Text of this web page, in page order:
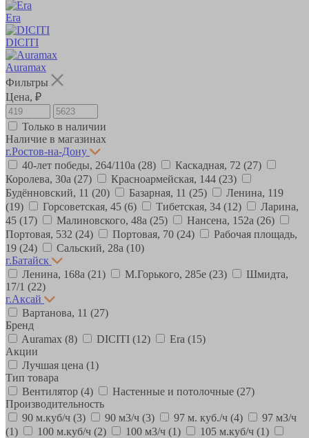
Era
DICITI
Auramax
Фильтры
Цена, ₽
Только в наличии
Наличие в магазинах
г.Ростов-на-Дону
40-лет победы, 264/110а (28) Каскадная, 72 (27)
Королева, 30а (27) Красноармейская, 144 (23)
Будённовский, 11 (20) Базарная, 11 (25)
Ленина, 119
(19)
Горсоветская, 45 (6) Тибетская, 34 (12)
Ларина,
45 (17) Малиновского, 48а (25) Нансена, 152а (26)
Портовая, 532 (24) Портовая, 70 (24)
Рабочая площадь,
19 (24) Сальский, 28a (10)
г.Батайск
Ленина, 168а (21) М.Горького, 285е (23)
Шмидта,
17/1 (22)
г.Аксай
Вартанова, 11 (27)
Бренд
Auramax (8) DICITI (12) Era (15)
Акции
Лучшая цена (1)
Тип товара
Вентилятор (4) Настенные и потолочные (27)
Производительность
90 м.куб/ч (3) 90 м3/ч (3) 97 м. куб./ч (4)
97 м3/ч
(1)
100 м.куб/ч (2) 100 м3/ч (1) 105 м.куб/ч (1)